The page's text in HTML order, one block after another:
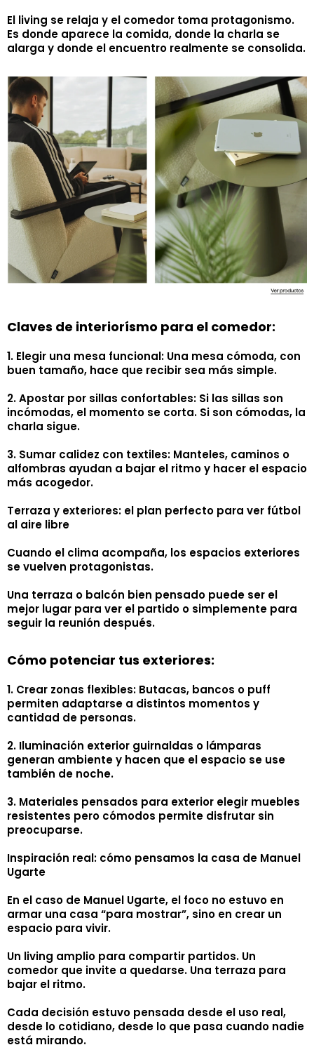
El living se relaja y el comedor toma protagonismo.
Es donde aparece la comida, donde la charla se
alarga y donde el encuentro realmente se consolida.
Claves de interiorísmo para el comedor:
1. Elegir una mesa funcional: Una mesa cómoda, con
buen tamaño, hace que recibir sea más simple.
2. Apostar por sillas confortables: Si las sillas son
incómodas, el momento se corta. Si son cómodas, la
charla sigue.
3. Sumar calidez con textiles: Manteles, caminos o
alfombras ayudan a bajar el ritmo y hacer el espacio
más acogedor.
Terraza y exteriores: el plan perfecto para ver fútbol
al aire libre
Cuando el clima acompaña, los espacios exteriores
se vuelven protagonistas.
Una terraza o balcón bien pensado puede ser el
mejor lugar para ver el partido o simplemente para
seguir la reunión después.
Cómo potenciar tus exteriores:
1. Crear zonas flexibles: Butacas, bancos o puff
permiten adaptarse a distintos momentos y
cantidad de personas.
2. Iluminación exterior guirnaldas o lámparas
generan ambiente y hacen que el espacio se use
también de noche.
3. Materiales pensados para exterior elegir muebles
resistentes pero cómodos permite disfrutar sin
preocuparse.
Inspiración real: cómo pensamos la casa de Manuel
Ugarte
En el caso de Manuel Ugarte, el foco no estuvo en
armar una casa “para mostrar”, sino en crear un
espacio para vivir.
Un living amplio para compartir partidos. Un
comedor que invite a quedarse. Una terraza para
bajar el ritmo.
Cada decisión estuvo pensada desde el uso real,
desde lo cotidiano, desde lo que pasa cuando nadie
está mirando.